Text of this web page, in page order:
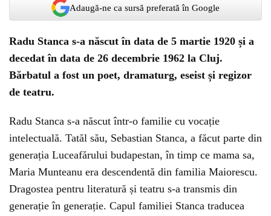
Adaugă-ne ca sursă preferată în Google
Radu Stanca s-a născut în data de 5 martie 1920 și a
decedat în data de 26 decembrie 1962 la Cluj.
Bărbatul a fost un poet, dramaturg, eseist și regizor
de teatru.
Radu Stanca s-a născut într-o familie cu vocație
intelectuală. Tatăl său, Sebastian Stanca, a făcut parte din
generația Luceafărului budapestan, în timp ce mama sa,
Maria Munteanu era descendentă din familia Maiorescu.
Dragostea pentru literatură și teatru s-a transmis din
generație în generație. Capul familiei Stanca traducea